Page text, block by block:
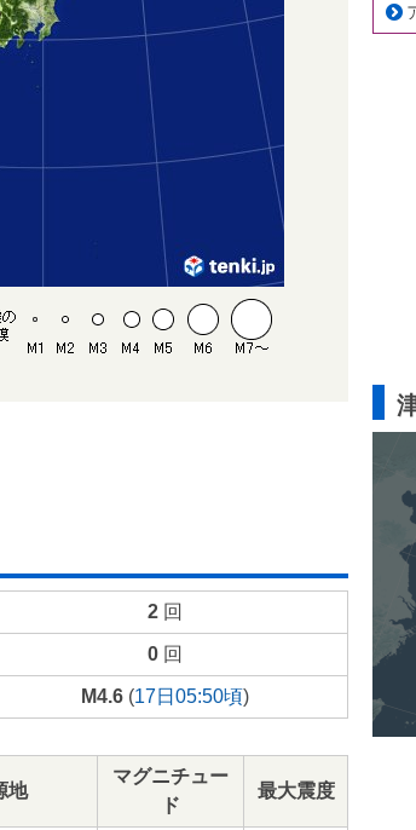
2回
0回
M4.6(17日05:50頃)
地
マグニチュー
ド
最大震度